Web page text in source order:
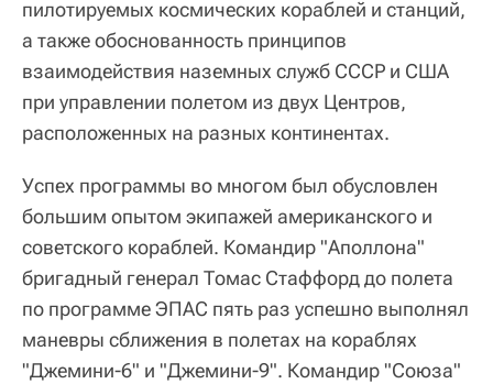
пилотируемых космических кораблей и станций,
а также обоснованность принципов
взаимодействия наземных служб СССР и США
при управлении полетом из двух Центров,
расположенных на разных континентах.
Успех программы во многом был обусловлен
большим опытом экипажей американского и
советского кораблей. Командир "Аполлона"
бригадный генерал Томас Стаффорд до полета
по программе ЭПАС пять раз успешно выполнял
маневры сближения в полетах на кораблях
"Джемини-6" и "Джемини-9". Командир "Союза"